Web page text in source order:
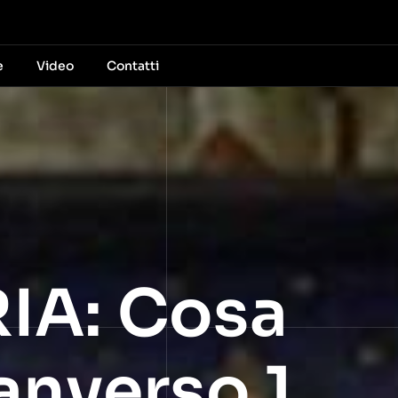
Video Contatti
Cosa